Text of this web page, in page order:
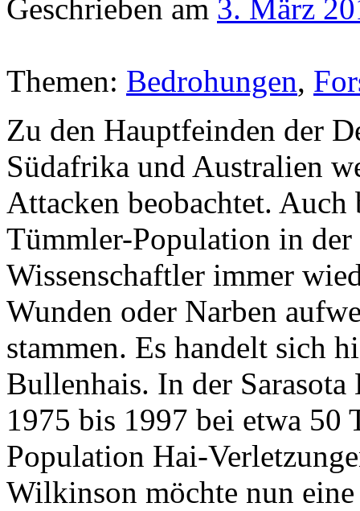
Geschrieben am 3. März
Themen: Bedrohungen,
Zu den Hauptfeinden der
Südafrika und Australien
Attacken beobachtet.
Tümmler-Population in der
Wissenschaftler immer
Wunden oder Narben
stammen. Es handelt sich
Bullenhais. In der
1975 bis 1997 bei etwa 50
Population Hai-
Wilkinson möchte nun